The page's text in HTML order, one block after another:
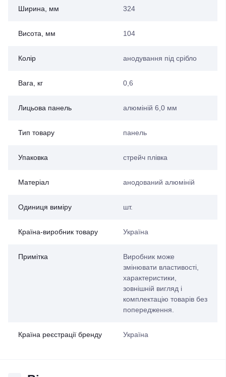
Ширина, мм 324
Висота, мм 104
Колір анодування під срібло
Вага, кг 0,6
Лицьова панель алюміній 6,0 мм
Тип товару панель
Упаковка стрейч плівка
Матеріал анодований алюміній
Одиниця виміру шт.
Країна-виробник товару Україна
Примітка
Виробник може
змінювати властивості,
характеристики,
зовнішній вигляд і
комплектацію товарів без
попередження.
Країна реєстрації бренду Україна